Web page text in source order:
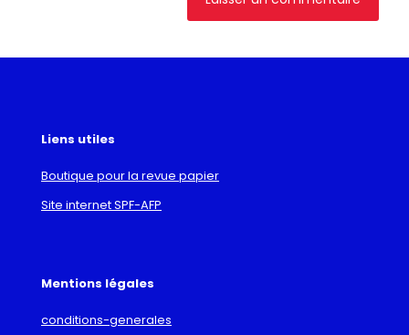
Liens utiles
Boutique pour la revue papier
Site internet SPF-AFP
Mentions légales
conditions-generales